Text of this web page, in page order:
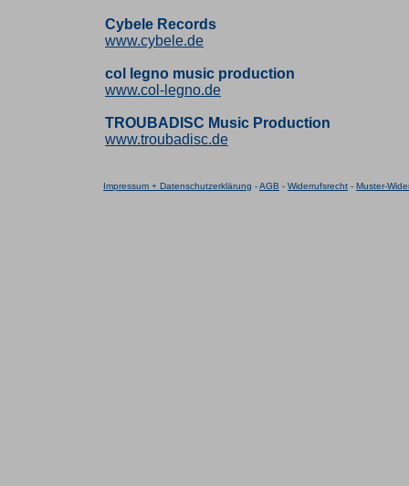
Cybele Records
www.cybele.de
col legno music production
www.col-legno.de
TROUBADISC Music Production
www.troubadisc.de
Impressum + Datenschutzerklärung -AGB - Widerrufsrecht - Muster-